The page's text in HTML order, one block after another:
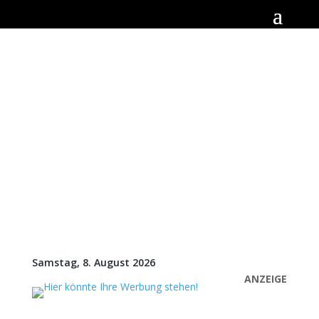
Samstag, 8. August 2026
ANZEIGE